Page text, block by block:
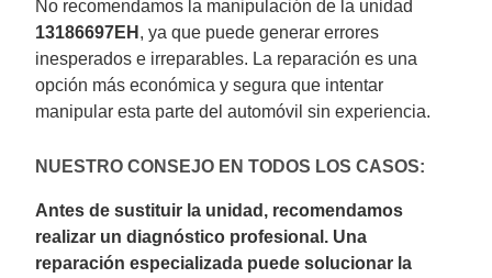
No recomendamos la manipulación de la unidad
13186697EH , ya que puede generar errores
inesperados e irreparables. La reparación es una
opción más económica y segura que intentar
manipular esta parte del automóvil sin experiencia.
NUESTRO CONSEJO EN TODOS LOS CASOS:
Antes de sustituir la unidad, recomendamos
realizar un diagnóstico profesional. Una
reparación especializada puede solucionar la